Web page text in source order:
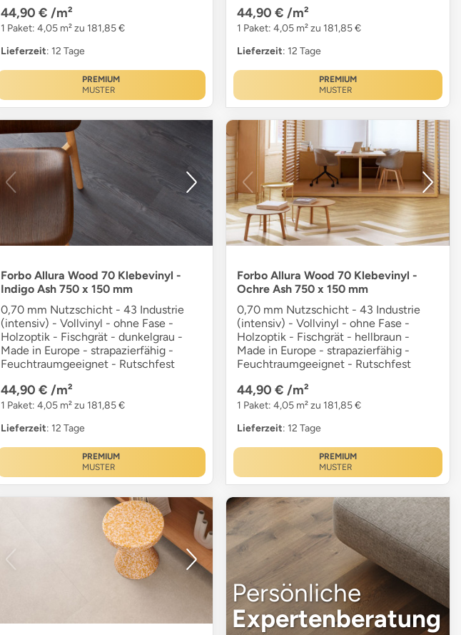
44,90 € /m²
1 Paket: 4,05 m² zu 181,85 €
Lieferzeit: 12 Tage
PREMIUM
MUSTER
44,90 € /m²
1 Paket: 4,05 m² zu 181,85 €
Lieferzeit: 12 Tage
PREMIUM
MUSTER
Forbo Allura Wood 70 Klebevinyl -
Indigo Ash 750 x 150 mm
0,70 mm Nutzschicht - 43 Industrie
(intensiv) - Vollvinyl - ohne Fase -
Holzoptik - Fischgrät - dunkelgrau -
Made in Europe - strapazierfähig -
Feuchtraumgeeignet - Rutschfest
44,90 € /m²
1 Paket: 4,05 m² zu 181,85 €
Lieferzeit: 12 Tage
PREMIUM
MUSTER
Forbo Allura Wood 70 Klebevinyl -
Ochre Ash 750 x 150 mm
0,70 mm Nutzschicht - 43 Industrie
(intensiv) - Vollvinyl - ohne Fase -
Holzoptik - Fischgrät - hellbraun -
Made in Europe - strapazierfähig -
Feuchtraumgeeignet - Rutschfest
44,90 € /m²
1 Paket: 4,05 m² zu 181,85 €
Lieferzeit: 12 Tage
PREMIUM
MUSTER
Persönliche
Expertenberatung